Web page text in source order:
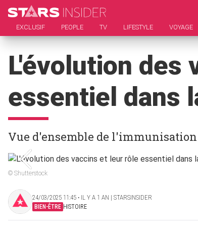
EXCLUSIF PEOPLE TV LIFESTYLE VOYAGE
L'évolution des
essentiel dans
Vue d'ensemble de l'immunisation
© Shutterstock
24/03/2025 11:45 ‧ IL Y A 1 AN | STARSINSIDER
BIEN-ÊTRE HISTOIRE